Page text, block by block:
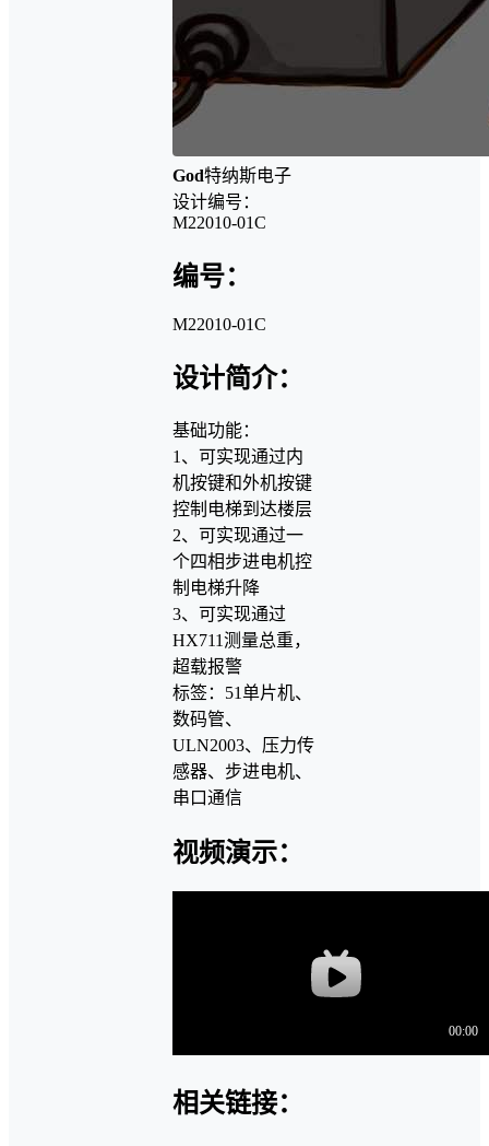
God特纳斯电子
设计编号：
M22010-01C
编号：
M22010-01C
设计简介：
基础功能：
1、可实现通过内
机按键和外机按键
控制电梯到达楼层
2、可实现通过一
个四相步进电机控
制电梯升降
3、可实现通过
HX711测量总重，
超载报警
标签：51单片机、
数码管、
ULN2003、压力传
感器、步进电机、
串口通信
视频演示：
相关链接：